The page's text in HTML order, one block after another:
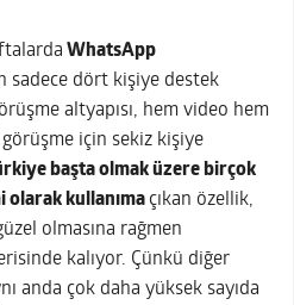
WhatsApp
sadece dört kişiye destek
altyapısı, hem video hem
için sekiz kişiye
başta olmak üzere birçok
olarak kullanıma çıkan özellik,
olmasına rağmen
kalıyor. Çünkü diğer
anda çok daha yüksek sayıda